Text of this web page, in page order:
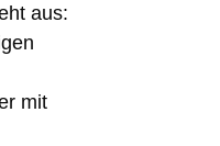
aus:
mit